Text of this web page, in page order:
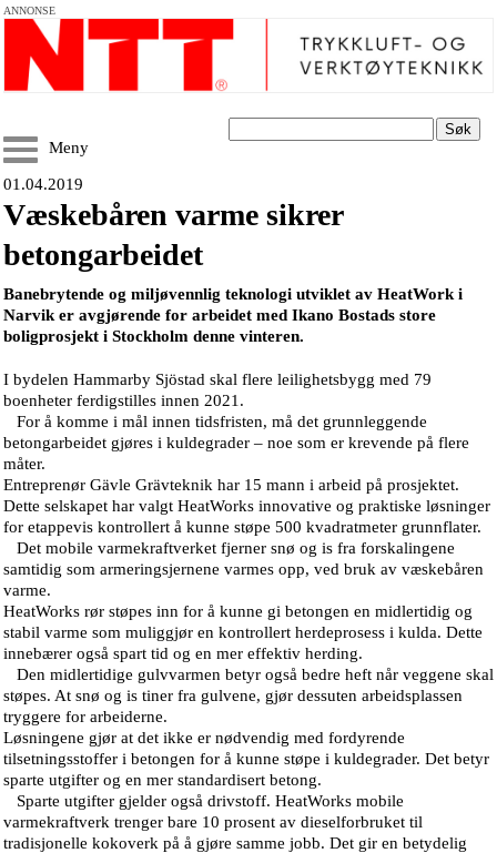
ANNONSE
Søk
Meny
01.04.2019
Væskebåren varme sikrer
betongarbeidet
Banebrytende og miljøvennlig teknologi utviklet av HeatWork i
Narvik er avgjørende for arbeidet med Ikano Bostads store
boligprosjekt i Stockholm denne vinteren.
I bydelen Hammarby Sjöstad skal flere leilighetsbygg med 79
boenheter ferdigstilles innen 2021.
For å komme i mål innen tidsfristen, må det grunnleggende
betongarbeidet gjøres i kuldegrader – noe som er krevende på flere
måter.
Entreprenør Gävle Grävteknik har 15 mann i arbeid på prosjektet.
Dette selskapet har valgt HeatWorks innovative og praktiske løsninger
for etappevis kontrollert å kunne støpe 500 kvadratmeter grunnflater.
Det mobile varmekraftverket fjerner snø og is fra forskalingene
samtidig som armeringsjernene varmes opp, ved bruk av væskebåren
varme.
HeatWorks rør støpes inn for å kunne gi betongen en midlertidig og
stabil varme som muliggjør en kontrollert herdeprosess i kulda. Dette
innebærer også spart tid og en mer effektiv herding.
Den midlertidige gulvvarmen betyr også bedre heft når veggene skal
støpes. At snø og is tiner fra gulvene, gjør dessuten arbeidsplassen
tryggere for arbeiderne.
Løsningene gjør at det ikke er nødvendig med fordyrende
tilsetningsstoffer i betongen for å kunne støpe i kuldegrader. Det betyr
sparte utgifter og en mer standardisert betong.
Sparte utgifter gjelder også drivstoff. HeatWorks mobile
varmekraftverk trenger bare 10 prosent av dieselforbruket til
tradisjonelle kokoverk på å gjøre samme jobb. Det gir en betydelig